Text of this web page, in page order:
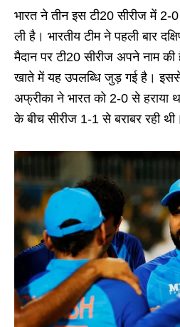
भारत ने तीन इस टी20 सीरीज में
ली है। भारतीय टीम ने पहली बार
मैदान पर टी20 सीरीज अपने नाम की
खाते में यह उपलब्धि जुड़ गई है।
अफ्रीका ने भारत को 2-0 से हराया
के बीच सीरीज 1-1 से बराबर रही थी।